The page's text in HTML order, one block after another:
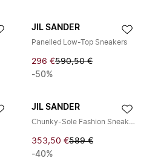
JIL SANDER
Panelled Low-Top Sneakers
296 €590,50 €
-50%
JIL SANDER
Chunky-Sole Fashion Sneakers
353,50 €589 €
-40%